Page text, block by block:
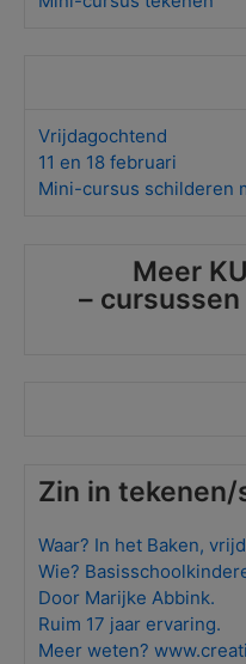
Vrijdagochtend
11 en 18 februari
Mini-cursus schilderen
Meer
–
Zin in
Waar? In het Baken,
Wie?
Door Marijke Abbink.
Ruim 17 jaar ervaring.
Meer weten? www.